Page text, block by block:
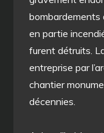
bombardements
en partie
furent détruits.
entreprise par
chantier
décennies.